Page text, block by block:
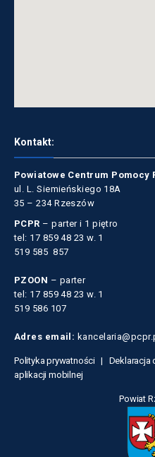
Kontakt:
Powiatowe Centrum Pomocy
ul. L. Siemieńskiego 18A
35 – 234 Rzeszów
PCPR – parter i 1 piętro
tel: 17 859 48 23 w. 1
519 585 857
PZOON – parter
tel: 17 859 48 23 w. 1
519 586 107
Adres email:
Polityka prywatności | Deklaracja
aplikacji mobilnej
Powiat